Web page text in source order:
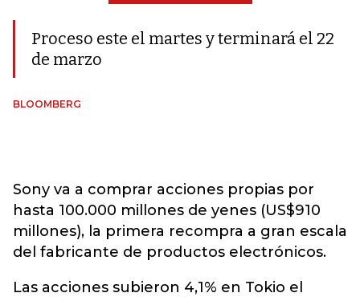
Proceso este el martes y terminará el 22
de marzo
BLOOMBERG
Sony va a comprar acciones propias por
hasta 100.000 millones de yenes (US$910
millones), la primera recompra a gran escala
del fabricante de productos electrónicos.
Las acciones subieron 4,1% en Tokio el